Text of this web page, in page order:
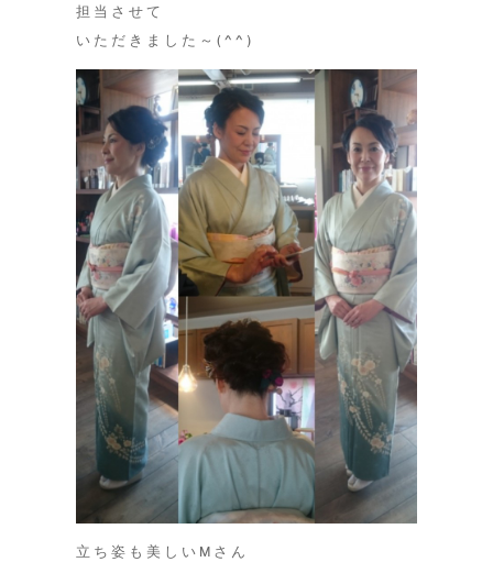
担当させて
いただきました～(^^)
立ち姿も美しいMさん